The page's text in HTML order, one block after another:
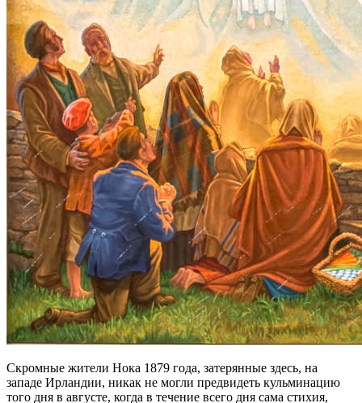
Скромные жители Нока 1879 года, затерянные здесь, на
западе Ирландии, никак не могли предвидеть кульминацию
того дня в августе, когда в течение всего дня сама стихия,